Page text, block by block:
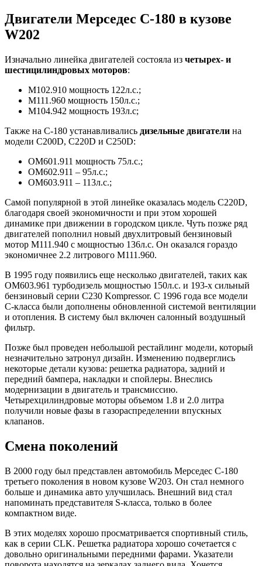
Двигатели Мерседес C-180 в кузове
W202
Изначально линейка двигателей состояла из четырех- и
шестицилиндровых моторов:
М102.910 мощность 122л.с.;
М111.960 мощность 150л.с.;
М104.942 мощность 193л.с;
Также на C-180 устанавливались дизельные двигатели на
модели С200D, С220D и С250D:
ОМ601.911 мощность 75л.с.;
ОМ602.911 – 95л.с.;
ОМ603.911 – 113л.с.;
Самой популярной в этой линейке оказалась модель С220D,
благодаря своей экономичности и при этом хорошей
динамике при движении в городском цикле. Чуть позже ряд
двигателей пополнил новый двухлитровый бензиновый
мотор М111.940 с мощностью 136л.с. Он оказался гораздо
экономичнее 2.2 литрового М111.960.
В 1995 году появились еще несколько двигателей, таких как
ОМ603.961 турбодизель мощностью 150л.с. и 193-х сильный
бензиновый серии С230 Kompressor. С 1996 года все модели
С-класса были дополнены обновленной системой вентиляции
и отопления. В систему был включен салонный воздушный
фильтр.
Позже был проведен небольшой рестайлинг модели, который
незначительно затронул дизайн. Изменению подверглись
некоторые детали кузова: решетка радиатора, задний и
передний бампера, накладки и спойлеры. Внеслись
модернизации в двигатель и трансмиссию.
Четырехцилиндровые моторы объемом 1.8 и 2.0 литра
получили новые фазы в газораспределении впускных
клапанов.
Смена поколений
В 2000 году был представлен автомобиль Мерседес С-180
третьего поколения в новом кузове W203. Он стал немного
больше и динамика авто улучшилась. Внешний вид стал
напоминать представителя S-класса, только в более
компактном виде.
В этих моделях хорошо просматривается спортивный стиль,
как в серии CLK. Решетка радиатора хорошо сочетается с
довольно оригинальными передними фарами. Указатели